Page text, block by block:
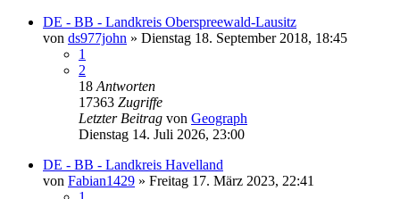
DE - BB - Landkreis Oberspreewald-Lausitz
von ds977john » Dienstag 18. September 2018, 18:45
1
2
18 Antworten
17363 Zugriffe
Letzter Beitrag von Geograph
Dienstag 14. Juli 2026, 23:00
DE - BB - Landkreis Havelland
von Fabian1429 » Freitag 17. März 2023, 22:41